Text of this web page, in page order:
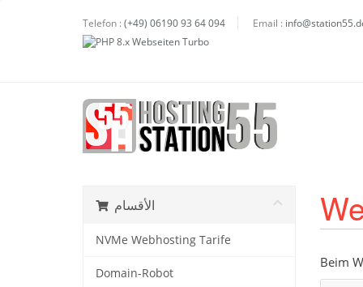
Telefon : (+49) 06190 93 64 094 Email :
الأقسام
NVMe Webhosting Tarife
Domain-Robot
Beim